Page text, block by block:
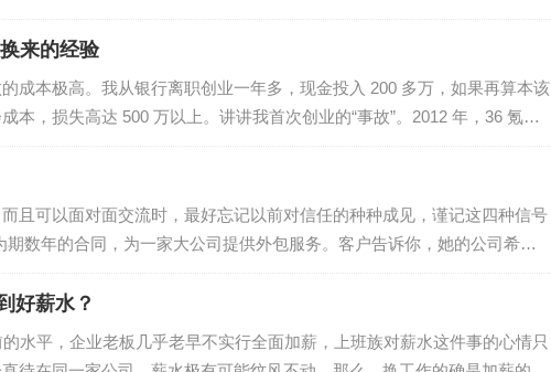
来的经验
成本极高。我从银行离职创业一年多，现金投入 200 多万，如果再算本该
本，损失高达 500 万以上。讲讲我首次创业的“事故”。2012 年，36 氪、
的成功故事，创业大街上每天都举办创业活动……如果我还不去创业，对
吗?于是，我辞掉了在招商银行总行的工作，开始了互联网创业之旅。
，认识了许多互联网公司的年轻人，跟他们讲我要做的事，慢慢聚起一支
启动，到国庆节前后陆续…
且可以面对面交流时，最好忘记以前对信任的种种成见，谨记这四种信号
期数年的合同，为一家大公司提供外包服务。客户告诉你，她的公司希望
，但她希望你愿意在合同期间提供更多服务，她相信你能在该公司需求增
的条件。你该答应她吗？假定有一位潜在的商业伙伴，想跟你购买价值
由于预算所限，他只能付1000万美元。如果你接受这个折扣，他提出未来
会，但目前还不能作任何承诺。你该和他成交吗？任…
好薪水？
水平，企业老板几乎老早不实行全面加薪，上班族对薪水这件事的心情只